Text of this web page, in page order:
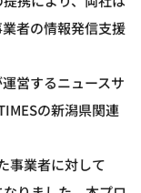
者の情報発信支援
営するニュースサ
の新潟県関連
事業者に対して